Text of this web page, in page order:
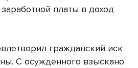
платы в доход
гражданский иск
С осужденного взыскано